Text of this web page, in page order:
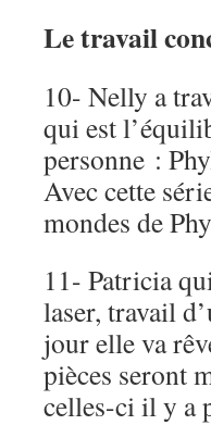
Le travail
10- Nelly a
qui est
personne :
Avec cette
mondes de
11- Patricia
laser, travail
jour elle va
pièces seront
celles-ci il y a